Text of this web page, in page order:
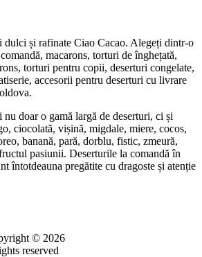
dulci și rafinate Ciao Cacao. Alegeți dintr-o
macarons, torturi de înghețată,
torturi pentru copii, deserturi congelate,
accesorii pentru deserturi cu livrare
doar o gamă largă de deserturi, ci și
ciocolată, vișină, migdale, miere, cocos,
banană, pară, dorblu, fistic, zmeură,
pasiunii. Deserturile la comandă în
întotdeauna pregătite cu dragoste și atenție
© 2026
reserved